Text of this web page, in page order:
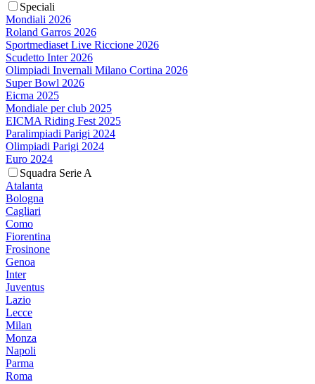
Speciali
Mondiali 2026
Roland Garros 2026
Sportmediaset Live Riccione 2026
Scudetto Inter 2026
Olimpiadi Invernali Milano Cortina 2026
Super Bowl 2026
Eicma 2025
Mondiale per club 2025
EICMA Riding Fest 2025
Paralimpiadi Parigi 2024
Olimpiadi Parigi 2024
Euro 2024
Squadra Serie A
Atalanta
Bologna
Cagliari
Como
Fiorentina
Frosinone
Genoa
Inter
Juventus
Lazio
Lecce
Milan
Monza
Napoli
Parma
Roma